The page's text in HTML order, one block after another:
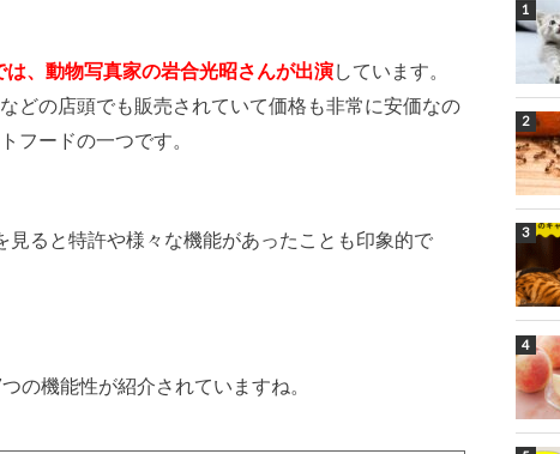
、動物写真家の岩合光昭さんが出演しています。
どの店頭でも販売されていて価格も非常に安価なの
フードの一つです。
見ると特許や様々な機能があったことも印象的で
の機能性が紹介されていますね。